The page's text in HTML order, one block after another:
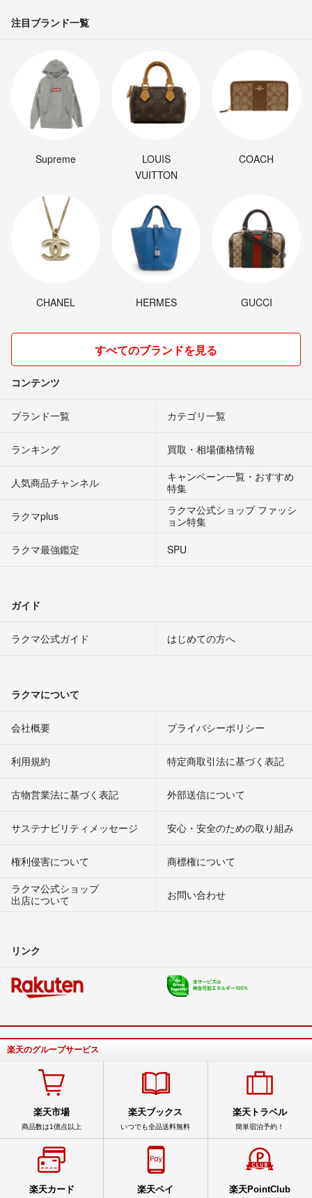
注目ブランド一覧
Supreme
LOUIS
VUITTON
COACH
CHANEL HERMES GUCCI
すべてのブランドを見る
コンテンツ
ブランド一覧 カテゴリ一覧
ランキング 買取・相場価格情報
人気商品チャンネル
キャンペーン一覧・おすすめ
特集
ラクマplus
ラクマ公式ショップ ファッシ
ョン特集
ラクマ最強鑑定
SPU
ガイド
ラクマ公式ガイド はじめての方へ
ラクマについて
会社概要 プライバシーポリシー
利用規約 特定商取引法に基づく表記
古物営業法に基づく表記 外部送信について
サステナビリティメッセージ 安心・安全のための取り組み
権利侵害について
商標権について
ラクマ公式ショップ
出店について
お問い合わせ
リンク
楽天のグループサービス
楽天市場
商品数は1億点以上
楽天ブックス
いつでも全品送料無料
楽天トラベル
簡単宿泊予約！
楽天カード 楽天ペイ 楽天PointClub